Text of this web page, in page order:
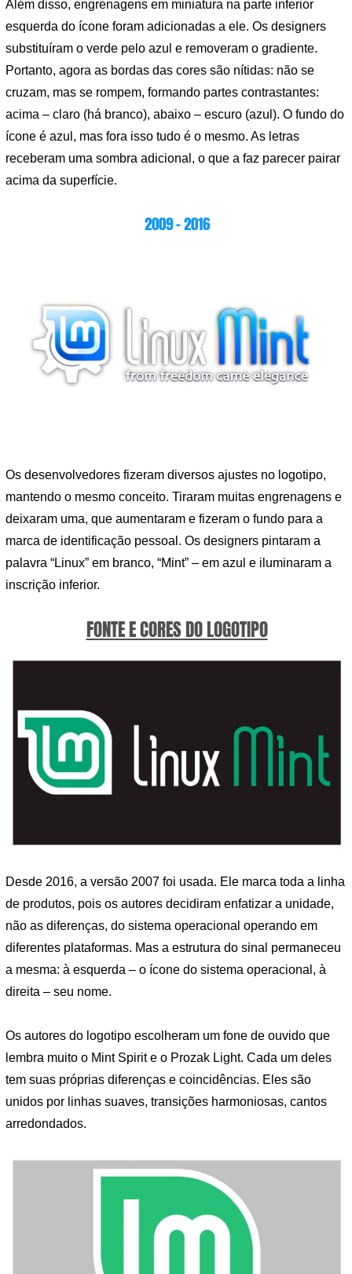
Além disso, engrenagens em miniatura na parte inferior
esquerda do ícone foram adicionadas a ele. Os designers
substituíram o verde pelo azul e removeram o gradiente.
Portanto, agora as bordas das cores são nítidas: não se
cruzam, mas se rompem, formando partes contrastantes:
acima – claro (há branco), abaixo – escuro (azul). O fundo do
ícone é azul, mas fora isso tudo é o mesmo. As letras
receberam uma sombra adicional, o que a faz parecer pairar
acima da superfície.
2009 – 2016
Os desenvolvedores fizeram diversos ajustes no logotipo,
mantendo o mesmo conceito. Tiraram muitas engrenagens e
deixaram uma, que aumentaram e fizeram o fundo para a
marca de identificação pessoal. Os designers pintaram a
palavra “Linux” em branco, “Mint” – em azul e iluminaram a
inscrição inferior.
FONTE E CORES DO LOGOTIPO
Desde 2016, a versão 2007 foi usada. Ele marca toda a linha
de produtos, pois os autores decidiram enfatizar a unidade,
não as diferenças, do sistema operacional operando em
diferentes plataformas. Mas a estrutura do sinal permaneceu
a mesma: à esquerda – o ícone do sistema operacional, à
direita – seu nome.
Os autores do logotipo escolheram um fone de ouvido que
lembra muito o Mint Spirit e o Prozak Light. Cada um deles
tem suas próprias diferenças e coincidências. Eles são
unidos por linhas suaves, transições harmoniosas, cantos
arredondados.